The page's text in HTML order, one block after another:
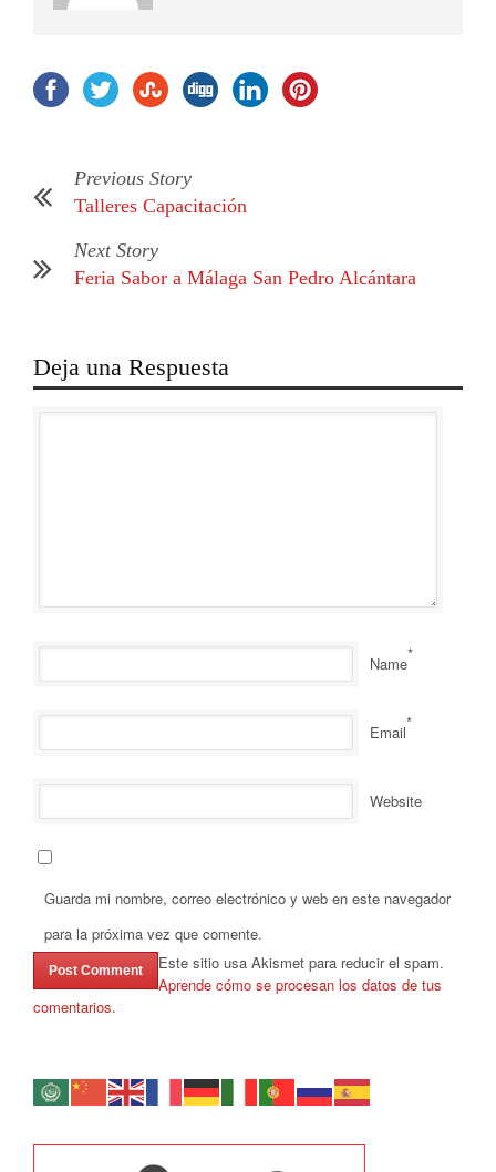
Previous Story
Talleres Capacitación
Next Story
Feria Sabor a Málaga San Pedro Alcántara
Deja una Respuesta
Name*
Email*
Website
Guarda mi nombre, correo electrónico y web en este navegador
para la próxima vez que comente.
Este sitio usa Akismet para reducir el spam.
Aprende cómo se procesan los datos de tus
comentarios.